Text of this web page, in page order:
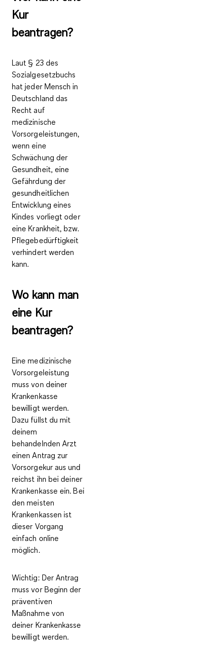
Kur
beantragen?
Laut § 23 des
Sozialgesetzbuchs
hat jeder Mensch in
Deutschland das
Recht auf
medizinische
Vorsorgeleistungen,
wenn eine
Schwächung der
Gesundheit, eine
Gefährdung der
gesundheitlichen
Entwicklung eines
Kindes vorliegt oder
eineKrankheit, bzw.
Pflegebedürftigkeit
verhindertwerden
kann.
Wo kann man
eine Kur
beantragen?
Eine medizinische
Vorsorgeleistung
muss von deiner
Krankenkasse
bewilligt werden.
Dazu füllst du mit
deinem
behandelnden Arzt
einen Antrag zur
Vorsorgekur aus und
reichst ihn bei deiner
Krankenkasse ein. Bei
den meisten
Krankenkassen ist
dieser Vorgang
einfach online
möglich.
Wichtig: Der Antrag
mussvorBeginn der
präventiven
Maßnahme von
deiner Krankenkasse
bewilligt werden.